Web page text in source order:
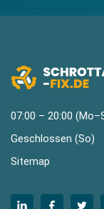
07:00 – 20:00
Geschlossen (So)
Sitemap